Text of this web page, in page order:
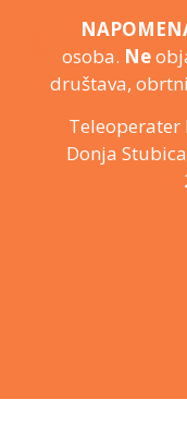
osoba. Ne
društava,
Teleoperater
Donja